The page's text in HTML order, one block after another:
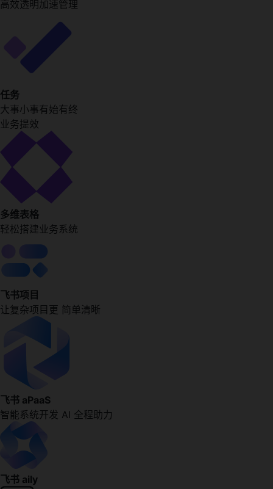
高效透明加速管理
任务
大事小事有始有终
业务提效
多维表格
轻松搭建业务系统
飞书项目
让复杂项目更 简单清晰
飞书 aPaaS
智能系统开发 AI 全程助力
飞书 aily